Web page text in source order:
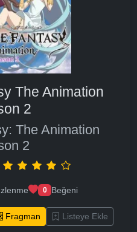
The Animation
2
The Animation
2
0 Beğeni
Fragman Listeye Ekle